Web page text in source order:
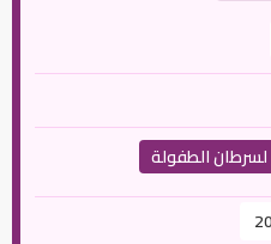
الطفولة